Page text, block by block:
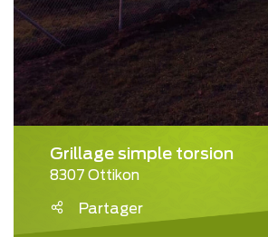
Grillage simple torsion
8307 Ottikon
Partager